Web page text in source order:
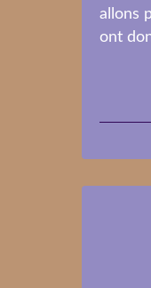
allons
ont